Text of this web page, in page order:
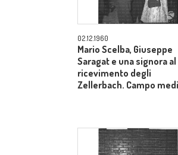
02.12.1960
Mario Scelba, Giuseppe
Saragat e una signora al
ricevimento degli
Zellerbach. Campo